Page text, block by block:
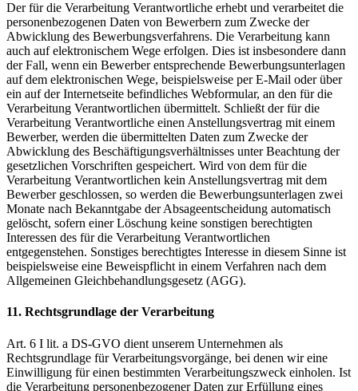
Der für die Verarbeitung Verantwortliche erhebt und verarbeitet die
personenbezogenen Daten von Bewerbern zum Zwecke der
Abwicklung des Bewerbungsverfahrens. Die Verarbeitung kann
auch auf elektronischem Wege erfolgen. Dies ist insbesondere dann
der Fall, wenn ein Bewerber entsprechende Bewerbungsunterlagen
auf dem elektronischen Wege, beispielsweise per E-Mail oder über
ein auf der Internetseite befindliches Webformular, an den für die
Verarbeitung Verantwortlichen übermittelt. Schließt der für die
Verarbeitung Verantwortliche einen Anstellungsvertrag mit einem
Bewerber, werden die übermittelten Daten zum Zwecke der
Abwicklung des Beschäftigungsverhältnisses unter Beachtung der
gesetzlichen Vorschriften gespeichert. Wird von dem für die
Verarbeitung Verantwortlichen kein Anstellungsvertrag mit dem
Bewerber geschlossen, so werden die Bewerbungsunterlagen zwei
Monate nach Bekanntgabe der Absageentscheidung automatisch
gelöscht, sofern einer Löschung keine sonstigen berechtigten
Interessen des für die Verarbeitung Verantwortlichen
entgegenstehen. Sonstiges berechtigtes Interesse in diesem Sinne ist
beispielsweise eine Beweispflicht in einem Verfahren nach dem
Allgemeinen Gleichbehandlungsgesetz (AGG).
11. Rechtsgrundlage der Verarbeitung
Art. 6 I lit. a DS-GVO dient unserem Unternehmen als
Rechtsgrundlage für Verarbeitungsvorgänge, bei denen wir eine
Einwilligung für einen bestimmten Verarbeitungszweck einholen. Ist
die Verarbeitung personenbezogener Daten zur Erfüllung eines